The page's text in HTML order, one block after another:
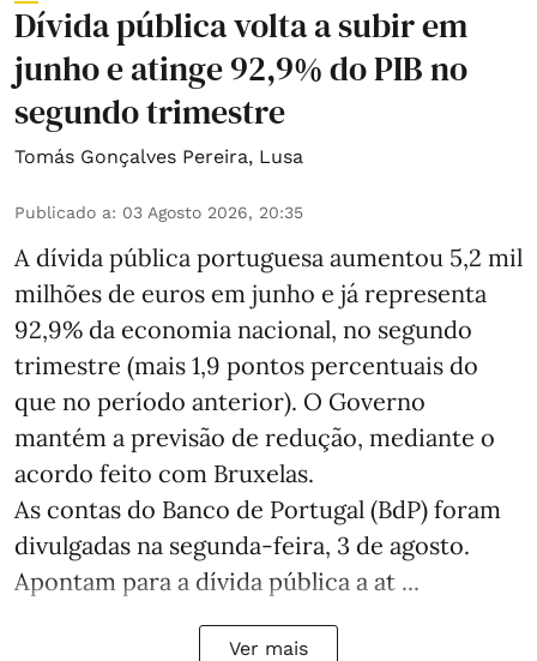
Dívida pública volta a subir em
junho e atinge 92,9% do PIB no
segundo trimestre
Tomás Gonçalves Pereira, Lusa
Publicado a: 03 Agosto 2026, 20:35
A dívida pública portuguesa aumentou 5,2 mil
milhões de euros em junho e já representa
92,9% da economia nacional, no segundo
trimestre (mais 1,9 pontos percentuais do
que no período anterior). O Governo
mantém a previsão de redução, mediante o
acordo feito com Bruxelas.
As contas do Banco de Portugal (BdP) foram
divulgadas na segunda-feira, 3 de agosto.
Apontam para a dívida pública a at ...
Ver mais